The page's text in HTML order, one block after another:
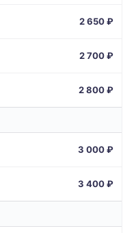
2 650 ₽
2 700 ₽
2 800 ₽
3 000 ₽
3 400 ₽